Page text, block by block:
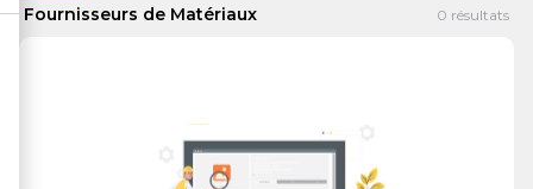
Fournisseurs de Matériaux 0 résultats